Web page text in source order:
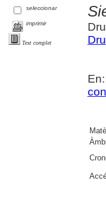
seleccionar
imprimir
Text complet